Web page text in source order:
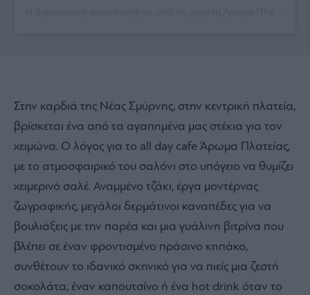
Στην καρδιά της Νέας Σμύρνης, στην κεντρική πλατεία,
βρίσκεται ένα από τα αγαπημένα μας στέκια για τον
χειμώνα. Ο λόγος για το all day cafe Άρωμα Πλατείας,
με το ατμοσφαιρικό του σαλόνι στο υπόγειο να θυμίζει
χειμερινό σαλέ. Αναμμένο τζάκι, έργα μοντέρνας
ζωγραφικής, μεγάλοι δερμάτινοι καναπέδες για να
βουλιάξεις με την παρέα και μια γυάλινη βιτρίνα που
βλέπει σε έναν φροντισμένο πράσινο κηπάκο,
συνθέτουν το ιδανικό σκηνικό για να πιείς μια ζεστή
σοκολάτα, έναν καπουτσίνο ή ένα hot drink όταν το